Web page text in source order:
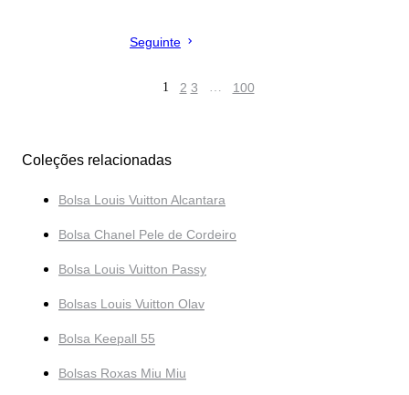
Seguinte
1 2 3 … 100
Coleções relacionadas
Bolsa Louis Vuitton Alcantara
Bolsa Chanel Pele de Cordeiro
Bolsa Louis Vuitton Passy
Bolsas Louis Vuitton Olav
Bolsa Keepall 55
Bolsas Roxas Miu Miu